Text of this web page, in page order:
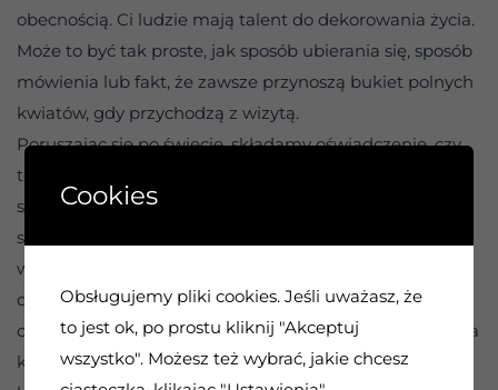
obecnością. Ci ludzie mają talent do dekorowania życia.
Może to być tak proste, jak sposób ubierania się, sposób
mówienia lub fakt, że zawsze przynoszą bukiet polnych
kwiatów, gdy przychodzą z wizytą.
Poruszając się po świecie, składamy oświadczenie, czy
tego chcemy, czy nie. Przesuwamy energię w jedną
stronę, gdy wchodzimy do pokoju ubrani elegancko i
skromnie, a w inną, gdy pojawiamy się w jasnych,
wesołych kolorach i kapeluszu. Jedno nie jest lepsze od
drugiego. Jest to po prostu kwestia nastroju, który
chcemy stworzyć. To, co nosimy, to tylko jeden wybór, na
którym możemy się skupić. Sposób, w jaki mówimy do
Cookies
Obsługujemy pliki cookies. Jeśli uważasz, że
to jest ok, po prostu kliknij "Akceptuj
wszystko". Możesz też wybrać, jakie chcesz